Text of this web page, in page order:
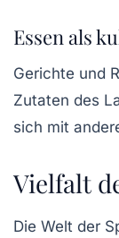
Essen als
Gerichte und
Zutaten des
sich mit
Vielfalt
Die Welt der